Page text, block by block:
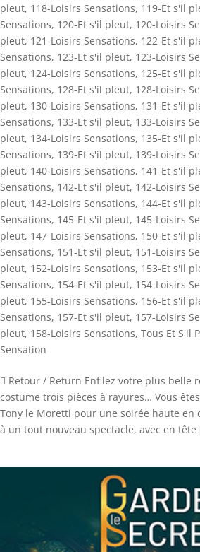
pleut, 118-Loisirs Sensations, 119-Et s'il
Sensations, 120-Et s'il pleut, 120-Loisirs
pleut, 121-Loisirs Sensations, 122-Et s'il
Sensations, 123-Et s'il pleut, 123-Loisirs
pleut, 124-Loisirs Sensations, 125-Et s'il
Sensations, 128-Et s'il pleut, 128-Loisirs
pleut, 130-Loisirs Sensations, 131-Et s'il
Sensations, 133-Et s'il pleut, 133-Loisirs
pleut, 134-Loisirs Sensations, 135-Et s'il
Sensations, 139-Et s'il pleut, 139-Loisirs
pleut, 140-Loisirs Sensations, 141-Et s'il
Sensations, 142-Et s'il pleut, 142-Loisirs
pleut, 143-Loisirs Sensations, 144-Et s'il
Sensations, 145-Et s'il pleut, 145-Loisirs
pleut, 147-Loisirs Sensations, 150-Et s'il
Sensations, 151-Et s'il pleut, 151-Loisirs
pleut, 152-Loisirs Sensations, 153-Et s'il
Sensations, 154-Et s'il pleut, 154-Loisirs
pleut, 155-Loisirs Sensations, 156-Et s'il
Sensations, 157-Et s'il pleut, 157-Loisirs
pleut, 158-Loisirs Sensations, Tous Et S'il
Sensation
 Retour / Return Enfilez votre plus belle
costume trois pièces à rayures… Vous
Tony le Moretti pour une soirée haute en
à un tout nouveau spectacle, avec en tête